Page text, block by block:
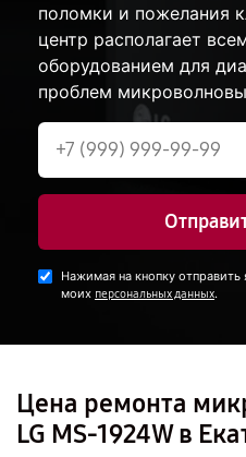
поломки и пожелания
центр располагает
оборудованием для
проблем
Нажимая на кнопку отправить
моих персональных данных.
Цена ремонта
LG MS-1924W в